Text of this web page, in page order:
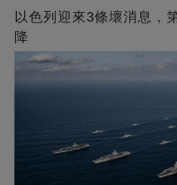
以色列迎來3條壞消息，
降